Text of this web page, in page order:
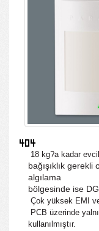
18 kg?a kadar
bağışıklık
algılama
bölgesinde ise
Çok yüksek EMI
PCB üzerinde
kullanılmıştır.